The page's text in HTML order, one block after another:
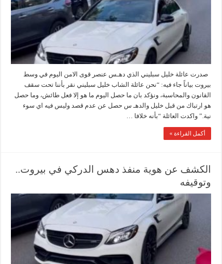
صدرت عائلة خليل سبليني الذي دهـس عنصر قوى الامن اليوم في وسط
بيروت بياناً جاء فيه: “نحن عائلة الشاب خليل سبليني نقر بأننا تحت سقف
القانون والمحاسبة، ونؤكد بان ما حصل اليوم ما هو إلا فعل طائش، وما حصل
هو ارتباك من قبل خليل والدهـ س حصل عن عدم قصد وليس فيه اي سوء
نية.” واكدت العائلة “بأنه خلافا …
أكمل القراءة »
الكشف عن هوية منفذ دهس الدركي في بيروت..
وتوقيفه